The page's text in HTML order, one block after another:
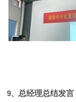
9、 总经理总结发言